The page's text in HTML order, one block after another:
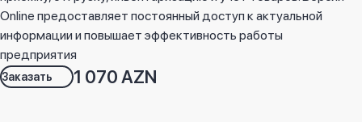
Online предоставляет постоянный доступ к актуальной
информации и повышает эффективность работы
предприятия
Заказать 1 070 AZN